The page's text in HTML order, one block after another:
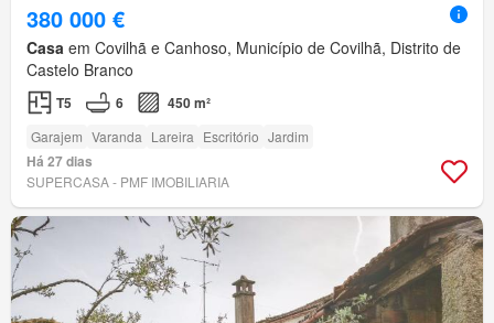
380 000 €
Casa em Covilhã e Canhoso, Município de Covilhã, Distrito de
Castelo Branco
T5 6 450 m²
Garajem Varanda Lareira Escritório Jardim
Há 27 dias
SUPERCASA - PMF IMOBILIARIA